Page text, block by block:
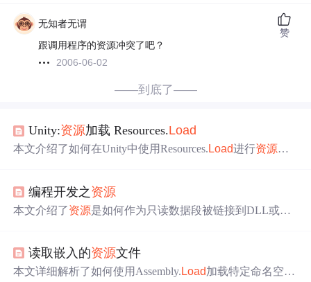
无知者无谓
跟调用程序的资源冲突了吧？
2006-06-02
赞
——到底了——
Unity:资源加载 Resources.Load
本文介绍了如何在Unity中使用Resources. Load进行资源加
步骤包括创建Resources文件夹，存储
字符串常量，然后在代码中加载资源。建议将资源路径存
编程开发之 资源
本文介绍了资源是如何作为只读数据段被链接到DLL或应
程序即可修改，并通过Load
读取嵌入的资源文件
本文详细解析了如何使用Assembly. Load加载特定命名空